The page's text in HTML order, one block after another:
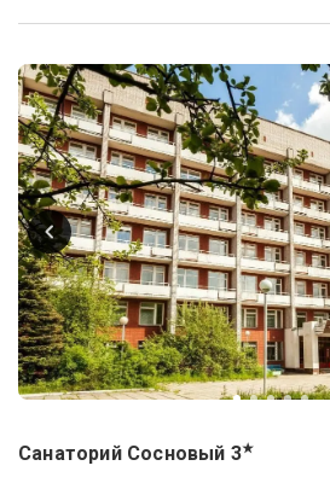
Санаторий Сосновый 3★